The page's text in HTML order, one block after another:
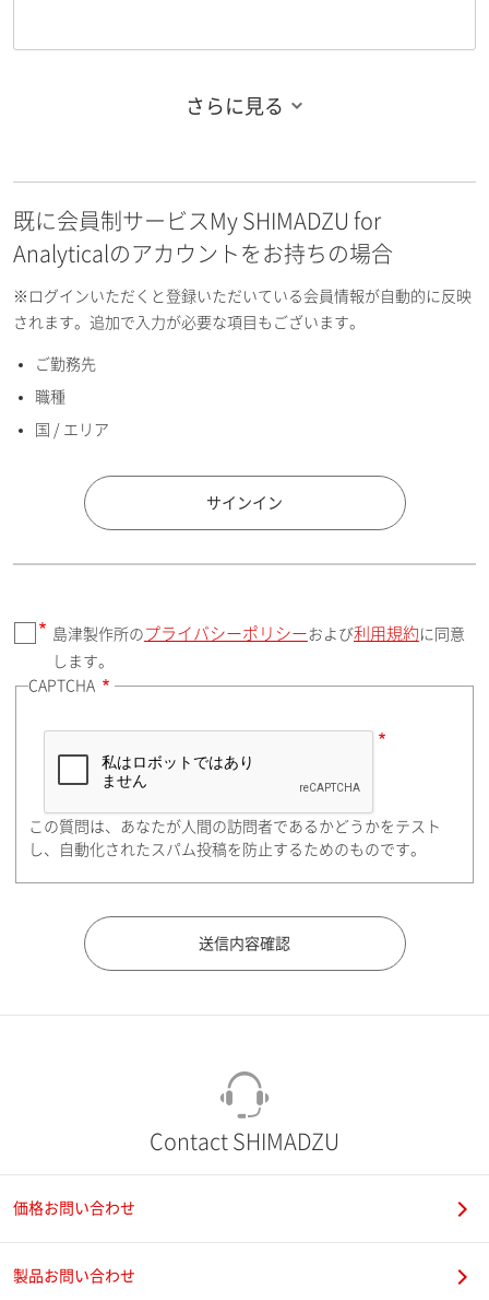
お名前フリガナ（名）
E-mailアドレス（半角英数）
国 / エリア
郵便番号（勤務先）
住所検索
都道府県（勤務先）
さらに見る
既に会員制サービスMy SHIMADZU for
Analyticalのアカウントをお持ちの場合
※ログインいただくと登録いただいている会員情報が自動的に反映
されます。追加で入力が必要な項目もございます。
ご勤務先
職種
国 / エリア
サインイン
島津製作所の プライバシーポリシーおよび利用規約 に同意
します。
CAPTCHA
この質問は、あなたが人間の訪問者であるかどうかをテスト
し、自動化されたスパム投稿を防止するためのものです。
Contact SHIMADZU
価格お問い合わせ
製品お問い合わせ